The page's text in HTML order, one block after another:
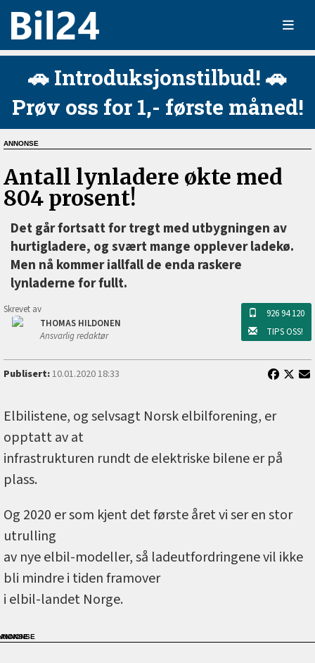
🚗 Introduksjonstilbud! 🚗
Prøv oss for 1,- første måned!
Antall lynladere økte med
804 prosent!
Det går fortsatt for tregt med utbygningen av
hurtigladere, og svært mange opplever ladekø.
Men nå kommer iallfall de enda raskere
lynladerne for fullt.
Skrevet av
THOMAS HILDONEN
Ansvarlig redaktør
926 94 120
TIPS OSS!
Publisert:10.01.2020 18:33
Elbilistene, og selvsagt Norsk elbilforening, er
opptatt av at
infrastrukturen rundt de elektriske bilene er på
plass.
Og 2020 er som kjent det første året vi ser en stor
utrulling
av nye elbil-modeller, så ladeutfordringene vil ikke
bli mindre i tiden framover
i elbil-landet Norge.